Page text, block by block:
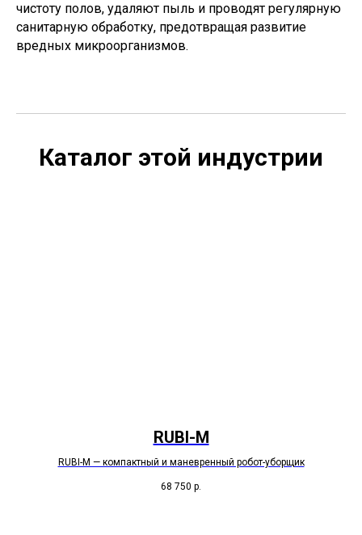
чистоту полов, удаляют пыль и проводят регулярную
санитарную обработку, предотвращая развитие
вредных микроорганизмов.
Каталог этой индустрии
RUBI-M
RUBI-M — компактный и маневренный робот-уборщик
68 750 р.